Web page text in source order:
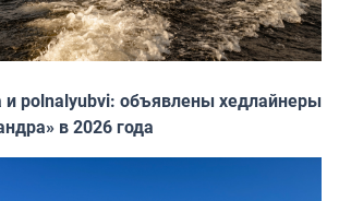
и polnalyubvi: объявлены хедлайнеры
в 2026 года